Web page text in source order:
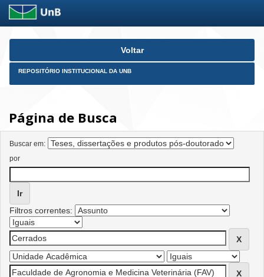
Skip
Voltar
REPOSITÓRIO INSTITUCIONAL DA UNB
Página de Busca
Buscar em:
por
Filtros correntes: